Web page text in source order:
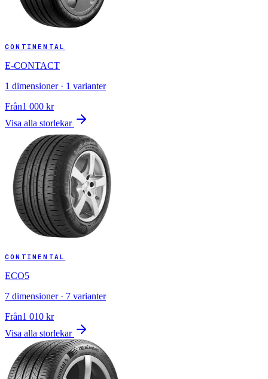
CONTINENTAL
E-CONTACT
1 dimensioner · 1 varianter
Från1 000 kr
Visa alla storlekar
CONTINENTAL
ECO5
7 dimensioner · 7 varianter
Från1 010 kr
Visa alla storlekar